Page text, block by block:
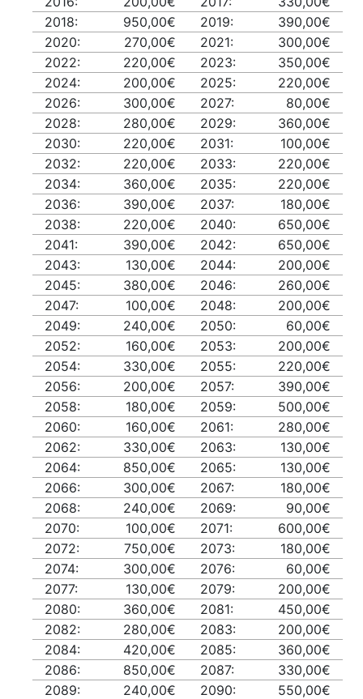
2018:
950,00€ 2019:
390,00€
2020:
270,00€ 2021:
300,00€
2022:
220,00€ 2023:
350,00€
2024:
200,00€ 2025:
220,00€
2026:
300,00€ 2027:
80,00€
2028:
280,00€ 2029:
360,00€
2030:
220,00€ 2031:
100,00€
2032:
220,00€ 2033:
220,00€
2034:
360,00€ 2035:
220,00€
2036:
390,00€ 2037:
180,00€
2038:
220,00€ 2040:
650,00€
2041:
390,00€ 2042:
650,00€
2043:
130,00€ 2044:
200,00€
2045:
380,00€ 2046:
260,00€
2047:
100,00€ 2048:
200,00€
2049:
240,00€ 2050:
60,00€
2052:
160,00€ 2053:
200,00€
2054:
330,00€ 2055:
220,00€
2056:
200,00€ 2057:
390,00€
2058:
180,00€ 2059:
500,00€
2060:
160,00€ 2061:
280,00€
2062:
330,00€ 2063:
130,00€
2064:
850,00€ 2065:
130,00€
2066:
300,00€ 2067:
180,00€
2068:
240,00€ 2069:
90,00€
2070:
100,00€ 2071:
600,00€
2072:
750,00€ 2073:
180,00€
2074:
300,00€ 2076:
60,00€
2077:
130,00€ 2079:
200,00€
2080:
360,00€ 2081:
450,00€
2082:
280,00€ 2083:
200,00€
2084:
420,00€ 2085:
360,00€
2086:
850,00€ 2087:
330,00€
2089:
240,00€ 2090:
550,00€